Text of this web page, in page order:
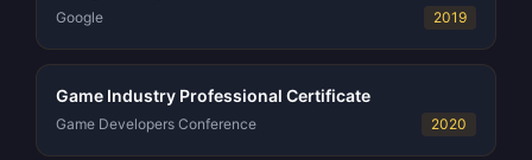
Google 2019
Game Industry Professional Certificate
Game Developers Conference 2020